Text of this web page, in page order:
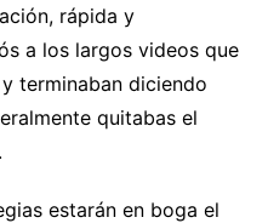
rápida y
a los largos videos que
terminaban diciendo
quitabas el
estarán en boga el